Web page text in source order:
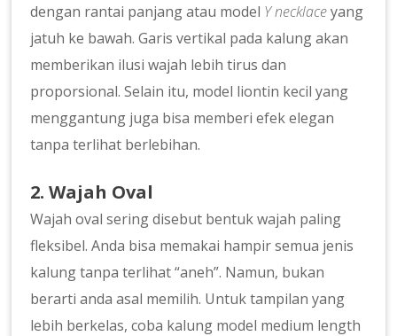
dengan rantai panjang atau model Y necklaceyang
jatuh ke bawah. Garis vertikal pada kalung akan
memberikan ilusi wajah lebih tirus dan
proporsional. Selain itu, model liontin kecil yang
menggantung juga bisa memberi efek elegan
tanpa terlihat berlebihan.
2. Wajah Oval
Wajah oval sering disebut bentuk wajah paling
fleksibel. Anda bisa memakai hampir semua jenis
kalung tanpa terlihat “aneh”. Namun, bukan
berarti anda asal memilih. Untuk tampilan yang
lebih berkelas, coba kalung model medium length